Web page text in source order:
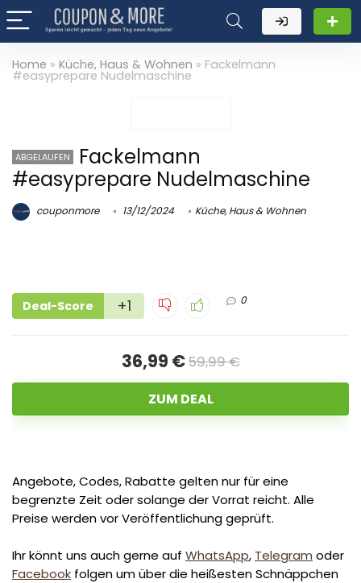
Home » Küche, Haus & Wohnen » Fackelmann
#easyprepare Nudelmaschine
ABGELAUFEN
Fackelmann
#easyprepare Nudelmaschine
couponmore 13/12/2024 Küche, Haus & Wohnen
Deal-Score +1 0
36,99 €59,99 €
ZUM DEAL
Angebote, Codes, Rabatte gelten nur für eine
begrenzte Zeit oder solange der Vorrat reicht. Alle
Preise werden vor Veröffentlichung geprüft.
Ihr könnt uns auch gerne auf WhatsApp, Telegram oder
Facebook folgen um über die heißesten Schnäppchen